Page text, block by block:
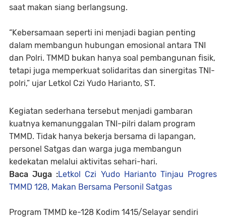
saat makan siang berlangsung.
“Kebersamaan seperti ini menjadi bagian penting
dalam membangun hubungan emosional antara TNI
dan Polri. TMMD bukan hanya soal pembangunan fisik,
tetapi juga memperkuat solidaritas dan sinergitas TNI-
polri,” ujar Letkol Czi Yudo Harianto, ST.
Kegiatan sederhana tersebut menjadi gambaran
kuatnya kemanunggalan TNI-pilri dalam program
TMMD. Tidak hanya bekerja bersama di lapangan,
personel Satgas dan warga juga membangun
kedekatan melalui aktivitas sehari-hari.
Baca Juga :Letkol Czi Yudo Harianto Tinjau Progres
TMMD 128, Makan Bersama Personil Satgas
Program TMMD ke-128 Kodim 1415/Selayar sendiri